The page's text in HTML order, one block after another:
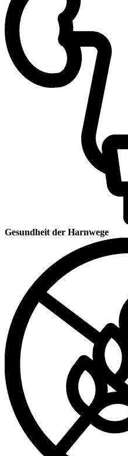
Gesundheit der Harnwege